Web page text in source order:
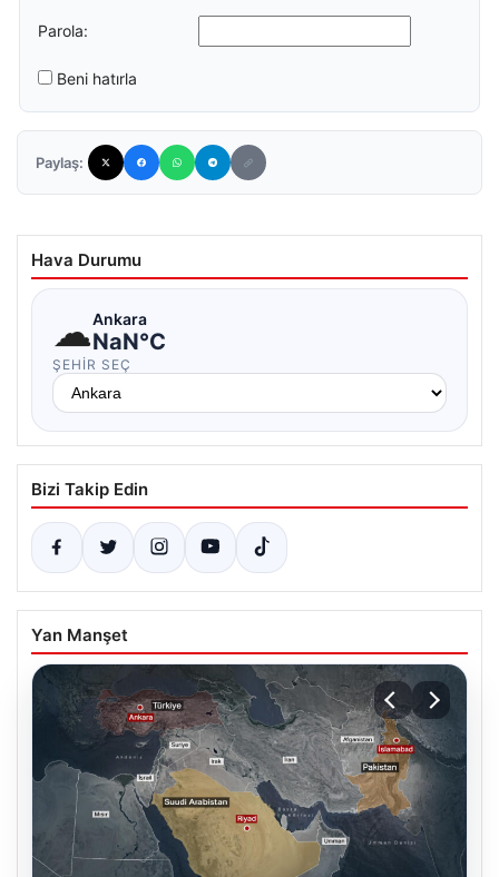
Parola:
Beni hatırla
Paylaş:
Hava Durumu
☁Ankara
NaN°C
ŞEHIR SEÇ
Bizi Takip Edin
Yan Manşet